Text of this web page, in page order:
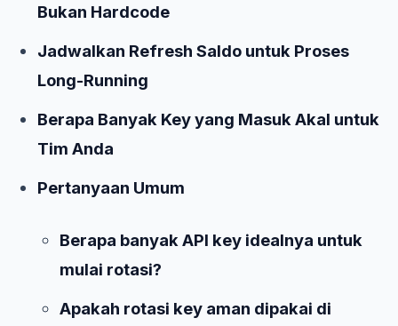
Bukan Hardcode
Jadwalkan Refresh Saldo untuk Proses
Long-Running
Berapa Banyak Key yang Masuk Akal untuk
Tim Anda
Pertanyaan Umum
Berapa banyak API key idealnya untuk
mulai rotasi?
Apakah rotasi key aman dipakai di